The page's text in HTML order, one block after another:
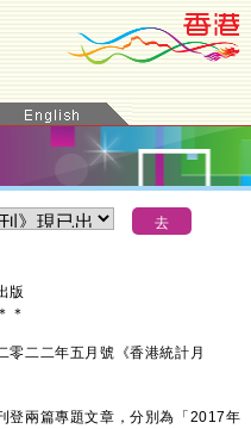
版
＊ ＊
二二年五月號《香港統計月
兩篇專題文章，分別為「2017年